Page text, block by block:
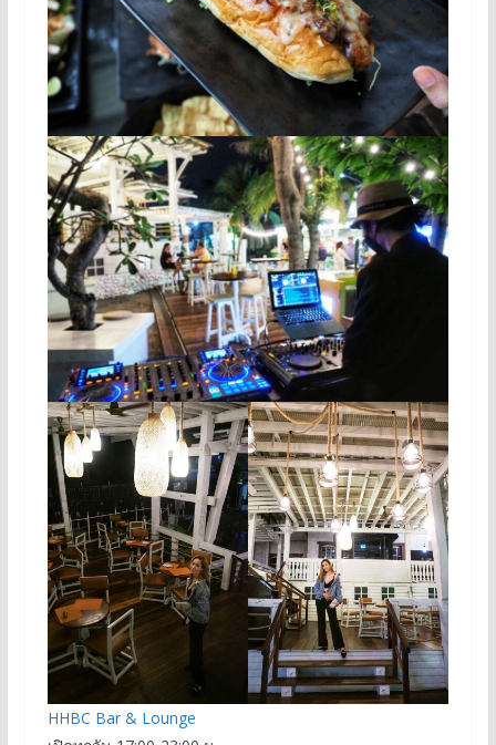
HHBC Bar & Lounge